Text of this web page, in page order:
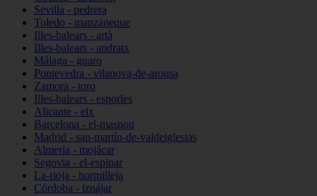
Sevilla - pedrera
Toledo - manzaneque
Illes-balears - artà
Illes-balears - andratx
Málaga - guaro
Pontevedra - vilanova-de-arousa
Zamora - toro
Illes-balears - esporles
Alicante - elx
Barcelona - el-masnou
Madrid - san-martín-de-valdeiglesias
Almería - mojácar
Segovia - el-espinar
La-rioja - hormilleja
Córdoba - iznájar